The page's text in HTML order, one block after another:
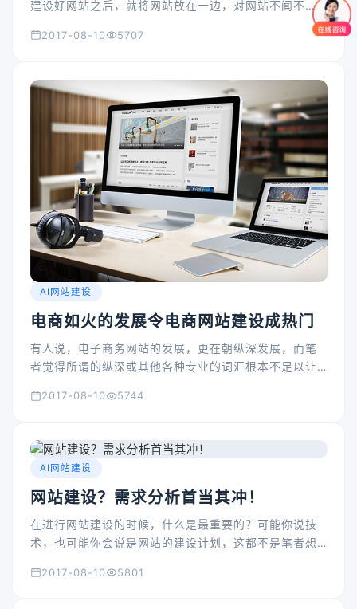
建设好网站之后，就将网站放在一边，对网站不闻不
问。这样的做法肯定是不行的，因为网站不仅仅只要建
设好就OK，还需要持续性的维护才行，网站维护必须讲
2017-08-10 5707
AI网站建设
电商如火的发展令电商网站建设成热门
有人说，电子商务网站的发展，更在朝纵深发展，而笔
者觉得所谓的纵深或其他各种专业的词汇根本不足以让
如火发展背后的一些所谓的“隐情”，这相信能够让所有用
2017-08-10 5744
AI网站建设
网站建设？需求分析首当其冲！
在进行网站建设的时候，什么是最重要的？可能你说技
术，也可能你会说是网站的建设计划，这都不是笔者想
分析才是首当其冲的，也是最重要的，没有对网站建设
2017-08-10 5801